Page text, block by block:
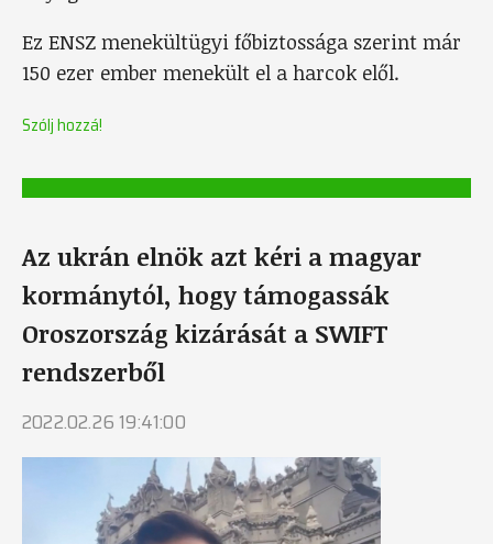
Ez ENSZ menekültügyi főbiztossága szerint már
150 ezer ember menekült el a harcok elől.
Szólj hozzá!
Az ukrán elnök azt kéri a magyar
kormánytól, hogy támogassák
Oroszország kizárását a SWIFT
rendszerből
2022.02.26 19:41:00